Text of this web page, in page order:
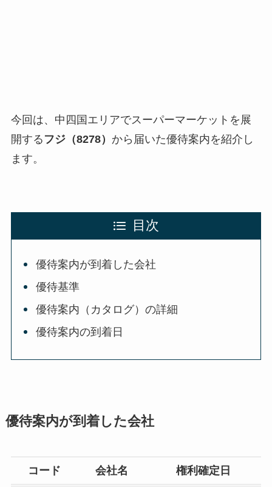
今回は、中四国エリアでスーパーマーケットを展
開する フジ（8278） から届いた優待案内を紹介し
ます。
目次
優待案内が到着した会社
優待基準
優待案内（カタログ）の詳細
優待案内の到着日
優待案内が到着した会社
コード 会社名 権利確定日